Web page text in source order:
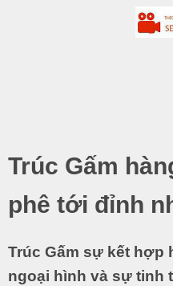
Trúc Gấm
phê tới đỉnh
Trúc Gấm sự kết hợp
ngoại hình và sự tinh